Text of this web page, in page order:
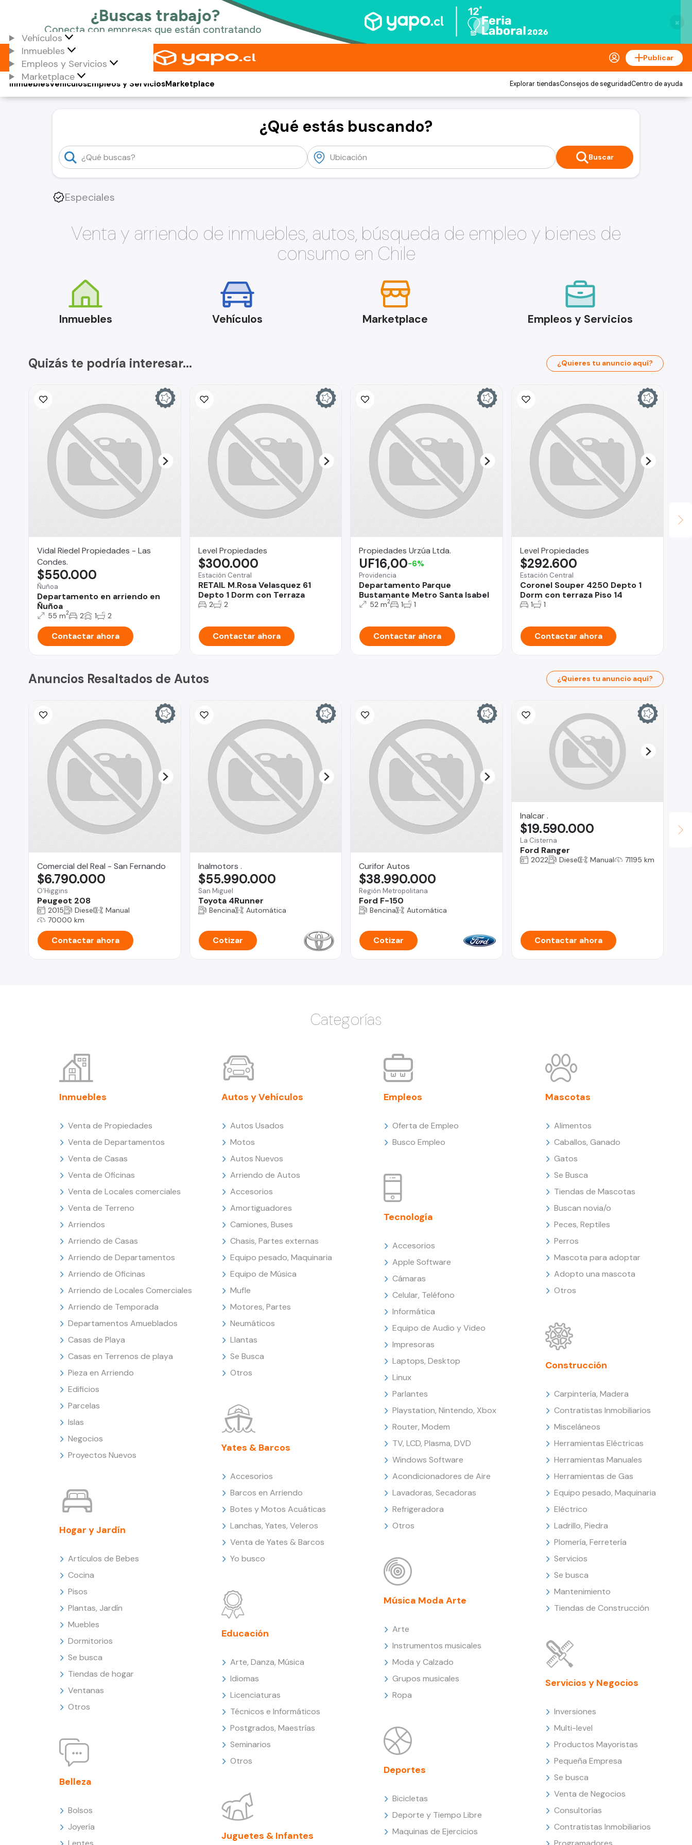
×
Vehículos
Inmuebles
Empleos y Servicios
Marketplace
Publicar
Vehículos
Inmuebles Empleos y ServiciosMarketplace Explorar tiendasConsejos de seguridadCentro de ayuda
¿Qué estás buscando?
Buscar
Especiales
Venta y arriendo de inmuebles, autos, búsqueda de empleo y bienes de
consumo en Chile
Inmuebles Vehículos Marketplace Empleos y Servicios
Quizás te podría interesar... ¿Quieres tu anuncio aquí?
Vidal Riedel Propiedades - Las
Condes.
Ñuñoa
Departamento en arriendo en
Ñuñoa
$550.000
55 m2 2 1 2
Contactar ahora
Level Propiedades
Estación Central
RETAIL M.Rosa Velasquez 61
Depto 1 Dorm con Terraza
$300.000
2 2
Contactar ahora
Propiedades Urzúa Ltda.
Providencia
Departamento Parque
Bustamante Metro Santa Isabel
UF16,00-6%
52 m2 1 1
Contactar ahora
Level Propiedades
Estación Central
Coronel Souper 4250 Depto 1
Dorm con terraza Piso 14
$292.600
1 1
Contactar ahora
Anuncios Resaltados de Autos ¿Quieres tu anuncio aquí?
Comercial del Real - San Fernando
O'Higgins
Peugeot 208
$6.790.000
2015 Diesel
Manual
70000 km
Contactar ahora
Inalmotors .
San Miguel
Toyota 4Runner
$55.990.000
Bencina Automática
Cotizar
Curifor Autos
Región Metropolitana
Ford F-150
$38.990.000
Bencina Automática
Cotizar
Inalcar .
La Cisterna
Ford Ranger
$19.590.000
2022 Diesel Manual 71195 km
Contactar ahora
Categorías
Inmuebles
Venta de Propiedades
Venta de Departamentos
Venta de Casas
Venta de Oficinas
Venta de Locales comerciales
Venta de Terreno
Arriendos
Arriendo de Casas
Arriendo de Departamentos
Arriendo de Oficinas
Arriendo de Locales Comerciales
Arriendo de Temporada
Departamentos Amueblados
Casas de Playa
Casas en Terrenos de playa
Pieza en Arriendo
Edificios
Parcelas
Islas
Negocios
Proyectos Nuevos
Hogar y Jardín
Artículos de Bebes
Cocina
Pisos
Plantas, Jardín
Muebles
Dormitorios
Se busca
Tiendas de hogar
Ventanas
Otros
Belleza
Bolsos
Joyería
Autos y Vehículos
Autos Usados
Motos
Autos Nuevos
Arriendo de Autos
Accesorios
Amortiguadores
Camiones, Buses
Chasis, Partes externas
Equipo pesado, Maquinaria
Equipo de Música
Mufle
Motores, Partes
Neumáticos
Llantas
Se Busca
Otros
Yates & Barcos
Accesorios
Barcos en Arriendo
Botes y Motos Acuáticas
Lanchas, Yates, Veleros
Venta de Yates & Barcos
Yo busco
Educación
Arte, Danza, Música
Idiomas
Licenciaturas
Técnicos e Informáticos
Postgrados, Maestrías
Seminarios
Otros
Juguetes & Infantes
Empleos
Oferta de Empleo
Busco Empleo
Tecnología
Accesorios
Apple Software
Cámaras
Celular, Teléfono
Informática
Equipo de Audio y Video
Impresoras
Laptops, Desktop
Linux
Parlantes
Playstation, Nintendo, Xbox
Router, Modem
TV, LCD, Plasma, DVD
Windows Software
Acondicionadores de Aire
Lavadoras, Secadoras
Refrigeradora
Otros
Música Moda Arte
Arte
Instrumentos musicales
Moda y Calzado
Grupos musicales
Ropa
Deportes
Bicicletas
Deporte y Tiempo Libre
Maquinas de Ejercicios
Mascotas
Alimentos
Caballos, Ganado
Gatos
Se Busca
Tiendas de Mascotas
Buscan novia/o
Peces, Reptiles
Perros
Mascota para adoptar
Adopto una mascota
Otros
Construcción
Carpintería, Madera
Contratistas Inmobiliarios
Misceláneos
Herramientas Eléctricas
Herramientas Manuales
Herramientas de Gas
Equipo pesado, Maquinaria
Eléctrico
Ladrillo, Piedra
Plomería, Ferretería
Servicios
Se busca
Mantenimiento
Tiendas de Construcción
Servicios y Negocios
Inversiones
Multi-level
Productos Mayoristas
Pequeña Empresa
Se busca
Venta de Negocios
Consultorías
Contratistas Inmobiliarios